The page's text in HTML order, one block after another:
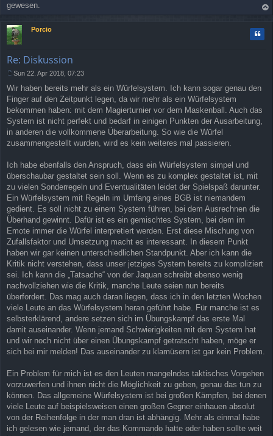
gewesen.
op
Porcio
Re: Diskussion
o
s
t
Sun 22. Apr 2018, 07:23
Wir haben bereits mehr als ein Würfelsystem. Ich kann sogar genau den
Finger auf den Zeitpunkt legen, da wir mehr als ein Würfelsystem
bekommen haben: mit dem Magierturnier vor dem Maskenball. Auch das
System ist nicht perfekt und bedarf in einigen Punkten der Ausarbeitung,
in anderen die vollkommene Überarbeitung. So wie die Würfel
zusammengestellt wurden, wird es kein weiteres mal passieren.
Ich habe ebenfalls den Anspruch, dass ein Würfelsystem simpel und
überschaubar gestaltet sein soll. Wenn es zu komplex gestaltet ist, mit
zu vielen Sonderregeln und Eventualitäten leidet der Spielspaß darunter.
Ein Würfelsystem mit Regeln im Umfang eines BGB ist niemandem
gedient. Es soll nicht zu einem System führen, bei dem Ausrechnen die
Überhand gewinnt. Dafür ist es ein gemischtes System, bei dem im
Emote immer die Würfel interpretiert werden. Erst diese Mischung von
Zufallsfaktor und Umsetzung macht es interessant. In diesem Punkt
haben wir gar keinen unterschiedlichen Standpunkt. Aber ich kann die
Kritik nicht verstehen, dass unser jetziges System bereits zu kompliziert
sei. Ich kann die „Tatsache“ von der Jaquan schreibt ebenso wenig
nachvollziehen wie die Kritik, manche Leute seien nun bereits
überfordert. Das mag auch daran liegen, dass ich in den letzten Wochen
viele Leute an das Würfelsystem heran geführt habe. Für manche ist es
selbsterklärend, andere setzen sich im Übungskampf das erste Mal
damit auseinander. Wenn jemand Schwierigkeiten mit dem System hat
und wir noch nicht über einen Übungskampf getratscht haben, möge er
sich bei mir melden! Das auseinander zu klamüsern ist gar kein Problem.
Ein Problem für mich ist es den Leuten mangelndes taktisches Vorgehen
vorzuwerfen und ihnen nicht die Möglichkeit zu geben, genau das tun zu
können. Das allgemeine Würfelsystem ist bei großen Kämpfen, bei denen
viele Leute auf beispielsweisen einen großen Gegner einhauen absolut
von der Reihenfolge in der man dran ist abhängig. Mehr als einmal habe
ich gelesen wie jemand, der das Kommando hatte oder haben sollte weit